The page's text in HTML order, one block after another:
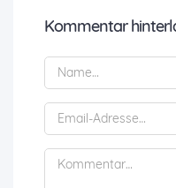
Kommentar